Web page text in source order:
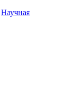
Научная